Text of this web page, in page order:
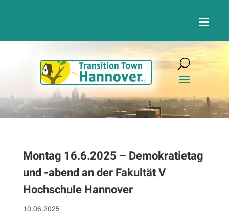
Montag 16.6.2025 – Demokratietag
und -abend an der Fakultät V
Hochschule Hannover
10.06.2025